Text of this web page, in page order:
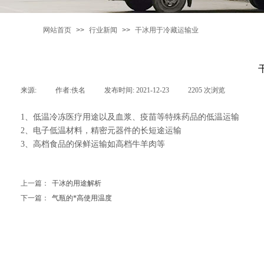
网站首页 >> 行业新闻 >> 干冰用于冷藏运输业
来源: 作者:佚名 发布时间: 2021-12-23 2205 次浏览
1、低温冷冻医疗用途以及血浆、疫苗等特殊药品的低温运输
2、电子低温材料，精密元器件的长短途运输
3、高档食品的保鲜运输如高档牛羊肉等
上一篇：
干冰的用途解析
下一篇：
气瓶的*高使用温度